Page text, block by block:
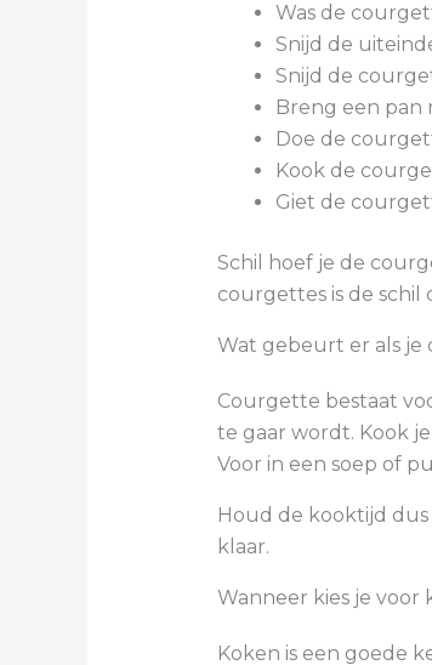
Was de
Snijd de
Snijd de
Breng een pan
Doe de
Kook de
Giet de
Schil hoef je de
courgettes is de schil
Wat gebeurt er als
Courgette bestaat
te gaar wordt. Kook
Voor in een soep of
Houd de kooktijd
klaar.
Wanneer kies je voor
Koken is een goede